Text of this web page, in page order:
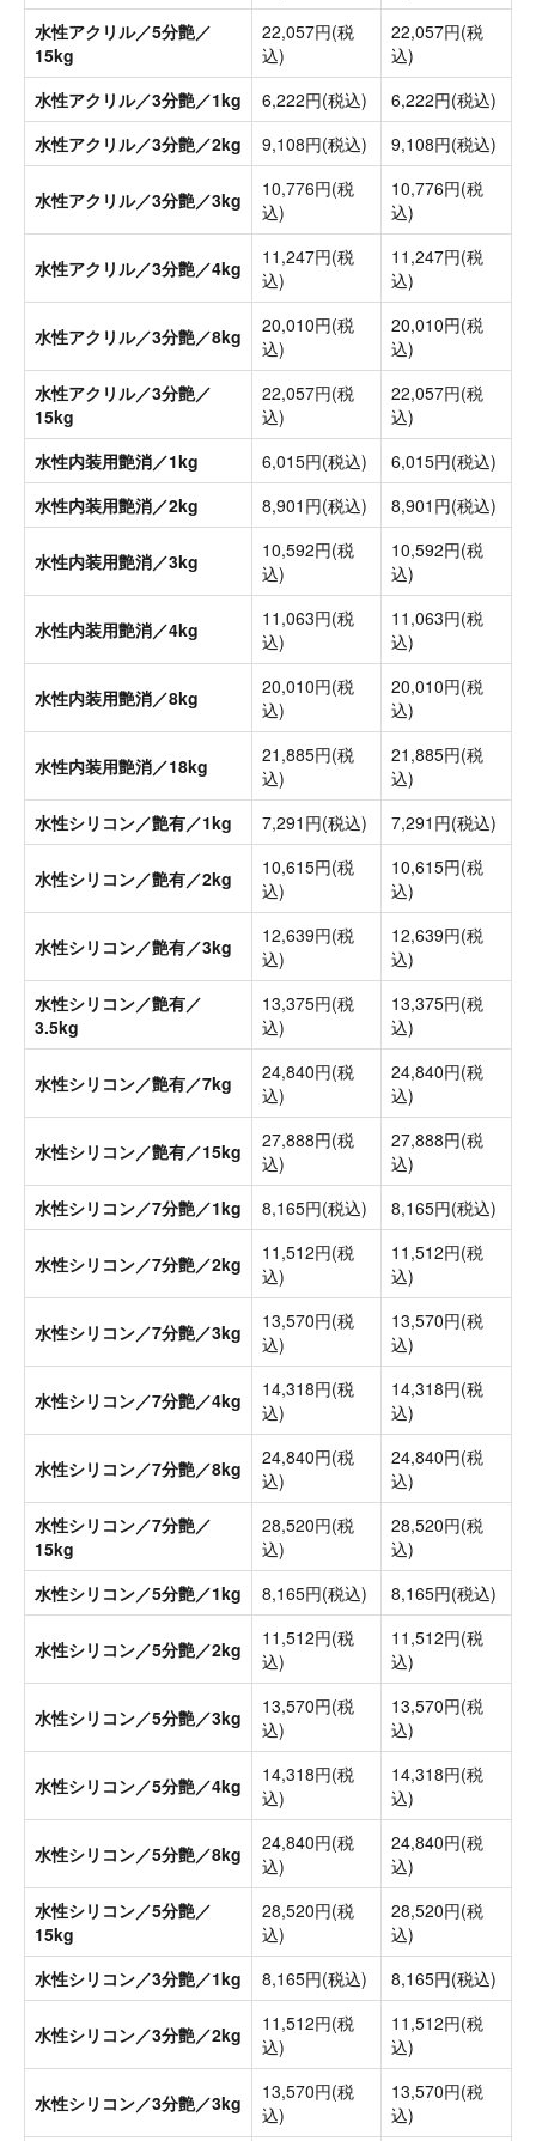
水性アクリル／5分艶／
15kg
22,057円(税
込)
22,057円(税
込)
水性アクリル／3分艶／1kg
6,222円(税込)
6,222円(税込)
水性アクリル／3分艶／2kg
9,108円(税込) 9,108円(税込)
水性アクリル／3分艶／3kg
10,776円(税
込)
10,776円(税
込)
水性アクリル／3分艶／4kg
11,247円(税
込)
11,247円(税
込)
水性アクリル／3分艶／8kg
20,010円(税
込)
20,010円(税
込)
水性アクリル／3分艶／
15kg
22,057円(税
込)
22,057円(税
込)
水性内装用艶消／1kg
6,015円(税込)
6,015円(税込)
水性内装用艶消／2kg
8,901円(税込) 8,901円(税込)
水性内装用艶消／3kg
10,592円(税
込)
10,592円(税
込)
水性内装用艶消／4kg
11,063円(税
込)
11,063円(税
込)
水性内装用艶消／8kg
20,010円(税
込)
20,010円(税
込)
水性内装用艶消／18kg
21,885円(税
込)
21,885円(税
込)
水性シリコン／艶有／1kg
7,291円(税込) 7,291円(税込)
水性シリコン／艶有／2kg
10,615円(税
込)
10,615円(税
込)
水性シリコン／艶有／3kg
12,639円(税
込)
12,639円(税
込)
水性シリコン／艶有／
3.5kg
13,375円(税
込)
13,375円(税
込)
水性シリコン／艶有／7kg
24,840円(税
込)
24,840円(税
込)
水性シリコン／艶有／15kg
27,888円(税
込)
27,888円(税
込)
水性シリコン／7分艶／1kg
8,165円(税込) 8,165円(税込)
水性シリコン／7分艶／2kg
11,512円(税
込)
11,512円(税
込)
水性シリコン／7分艶／3kg
13,570円(税
込)
13,570円(税
込)
水性シリコン／7分艶／4kg
14,318円(税
込)
14,318円(税
込)
水性シリコン／7分艶／8kg
24,840円(税
込)
24,840円(税
込)
水性シリコン／7分艶／
15kg
28,520円(税
込)
28,520円(税
込)
水性シリコン／5分艶／1kg
8,165円(税込) 8,165円(税込)
水性シリコン／5分艶／2kg
11,512円(税
込)
11,512円(税
込)
水性シリコン／5分艶／3kg
13,570円(税
込)
13,570円(税
込)
水性シリコン／5分艶／4kg
14,318円(税
込)
14,318円(税
込)
水性シリコン／5分艶／8kg
24,840円(税
込)
24,840円(税
込)
水性シリコン／5分艶／
15kg
28,520円(税
込)
28,520円(税
込)
水性シリコン／3分艶／1kg
8,165円(税込) 8,165円(税込)
水性シリコン／3分艶／2kg
11,512円(税
込)
11,512円(税
込)
水性シリコン／3分艶／3kg
13,570円(税
込)
13,570円(税
込)